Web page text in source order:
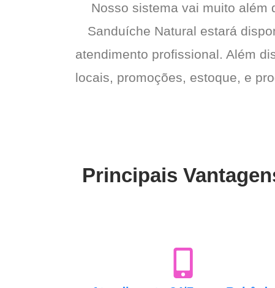
Nosso sistema vai muito além
Sanduíche Natural estará
atendimento profissional. Além
locais, promoções, estoque, e
Principais